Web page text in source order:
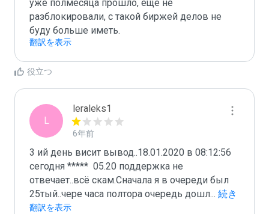
уже полмесяца прошло, еще не
разблокировали, с такой биржей делов не
буду больше иметь.
翻訳を表示
役立つ
L
leraleks1
6年前
3 ий день висит вывод..18.01.2020 в 08:12:56
сегодня *****  05.20 поддержка не
отвечает..всё скам.Сначала я в очереди был
25тый..чере часа полтора очередь дошл... 続き
を読む
翻訳を表示